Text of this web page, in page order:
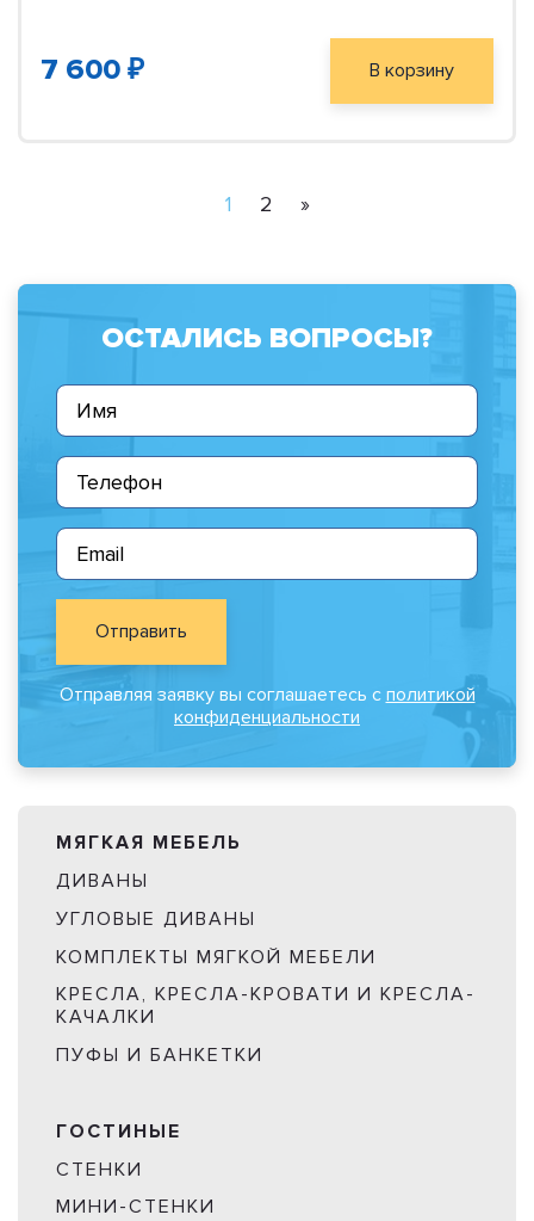
7 600 ₽ В корзину
1 2 »
ОСТАЛИСЬ ВОПРОСЫ?
Отправить
Отправляя заявку вы соглашаетесь с политикой
конфиденциальности
МЯГКАЯ МЕБЕЛЬ
ДИВАНЫ
УГЛОВЫЕ ДИВАНЫ
КОМПЛЕКТЫ МЯГКОЙ МЕБЕЛИ
КРЕСЛА, КРЕСЛА-КРОВАТИ И КРЕСЛА-
КАЧАЛКИ
ПУФЫ И БАНКЕТКИ
ГОСТИНЫЕ
СТЕНКИ
МИНИ-СТЕНКИ